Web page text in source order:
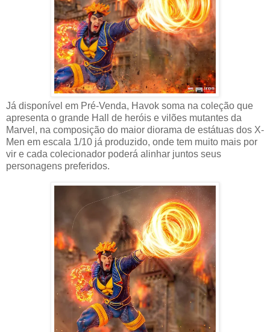
Já disponível em Pré-Venda, Havok soma na coleção que
apresenta o grande Hall de heróis e vilões mutantes da
Marvel, na composição do maior diorama de estátuas dos X-
Men em escala 1/10 já produzido, onde tem muito mais por
vir e cada colecionador poderá alinhar juntos seus
personagens preferidos.